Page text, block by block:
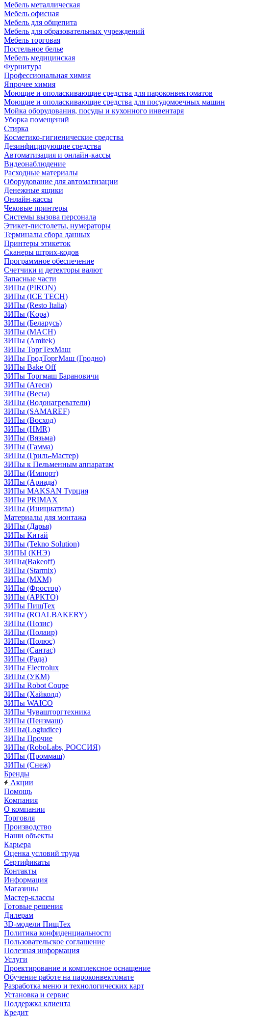
Мебель металлическая
Мебель офисная
Мебель для общепита
Мебель для образовательных учреждений
Мебель торговая
Постельное белье
Мебель медицинская
Фурнитура
Профессиональная химия
Япрочее химия
Моющие и ополаскивающие средства для пароконвектоматов
Моющие и ополаскивающие средства для посудомоечных машин
Мойка оборудования, посуды и кухонного инвентаря
Уборка помещений
Стирка
Косметико-гигиенические средства
Дезинфицирующие средства
Автоматизация и онлайн-кассы
Видеонаблюдение
Расходные материалы
Оборудование для автоматизации
Денежные ящики
Онлайн-кассы
Чековые принтеры
Системы вызова персонала
Этикет-пистолеты, нумераторы
Терминалы сбора данных
Принтеры этикеток
Сканеры штрих-кодов
Программное обеспечение
Счетчики и детекторы валют
Запасные части
ЗИПы (PIRON)
ЗИПы (ICE TECH)
ЗИПы (Resto Italia)
ЗИПы (Kopa)
ЗИПы (Беларусь)
ЗИПы (MACH)
ЗИПы (Amitek)
ЗИПы ТоргТехМаш
ЗИПы ГродТоргМаш (Гродно)
ЗИПы Bake Off
ЗИПы Торгмаш Барановичи
ЗИПы (Атеси)
ЗИПы (Весы)
ЗИПы (Водонагреватели)
ЗИПы (SAMAREF)
ЗИПы (Восход)
ЗИПы (HMR)
ЗИПы (Вязьма)
ЗИПы (Гамма)
ЗИПы (Гриль-Мастер)
ЗИПы к Пельменным аппаратам
ЗИПы (Импорт)
ЗИПы (Ариада)
ЗИПы MAKSAN Турция
ЗИПы PRIMAX
ЗИПы (Инициатива)
Материалы для монтажа
ЗИПы (Дарья)
ЗИПы Китай
ЗИПы (Tekno Solution)
ЗИПЫ (КНЭ)
ЗИПы(Bakeoff)
ЗИПы (Starmix)
ЗИПы (МХМ)
ЗИПы (Фростор)
ЗИПы (АРКТО)
ЗИПы ПищТех
ЗИПы (ROALBAKERY)
ЗИПы (Позис)
ЗИПы (Полаир)
ЗИПы (Полюс)
ЗИПы (Сантас)
ЗИПы (Рада)
ЗИПы Electrolux
ЗИПы (УКМ)
ЗИПы Robot Coupe
ЗИПы (Хайколд)
ЗИПы WAICO
ЗИПы Чувашторгтехника
ЗИПы (Пензмаш)
ЗИПы(Logiudice)
ЗИПы Прочие
ЗИПы (RoboLabs, РОССИЯ)
ЗИПы (Проммаш)
ЗИПы (Снеж)
Бренды
Акции
Помощь
Компания
О компании
Торговля
Производство
Наши объекты
Карьера
Оценка условий труда
Сертификаты
Контакты
Информация
Магазины
Мастер-классы
Готовые решения
Дилерам
3D-модели ПищТех
Политика конфиденциальности
Пользовательское соглашение
Полезная информация
Услуги
Проектирование и комплексное оснащение
Обучение работе на пароконвектомате
Разработка меню и технологических карт
Установка и сервис
Поддержка клиента
Кредит